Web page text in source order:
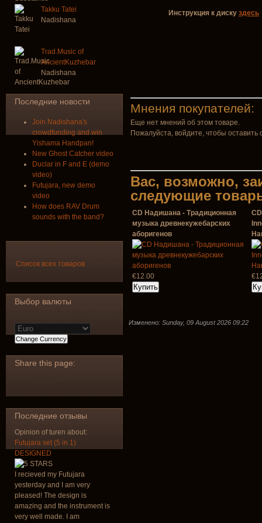
Takku Tatei
Nadishana
Trad.Music of
AncientKuzhebar
Nadishana
Последние новости
Join Nadishana's
crowdfunding and win
Yishama Handpan!
New Ghost Catcher video
Duclar in F and E (demo
video)
Futujara, new demo
video
How does RAV Drum
sounds with the band?
Список всех товаров
Выбор валюты
Share this page:
Последние отзывы
Opinion of turen about:
Futujara set (5 in 1)
DESIGNED
I recieved my Futujara
yesterday and I am very
pleased! The design is
amazing and the instrument is
very well made. I am
Инструкция к диску здесь
Мнения покупателей:
Еще нет мнений об этом товаре.
Пожалуйста, войдите, чтобы оставить
Вас, возможно,
следующие
CD Надишана - Традиционная
музыка древнекужебарских
аборигенов
€12.00
Изменено: Sunday, 09 August 2026 09:22